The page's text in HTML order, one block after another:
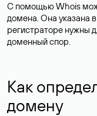
С помощью Whois
домена. Она указана
регистраторе нужны
доменный спор.
Как
домену